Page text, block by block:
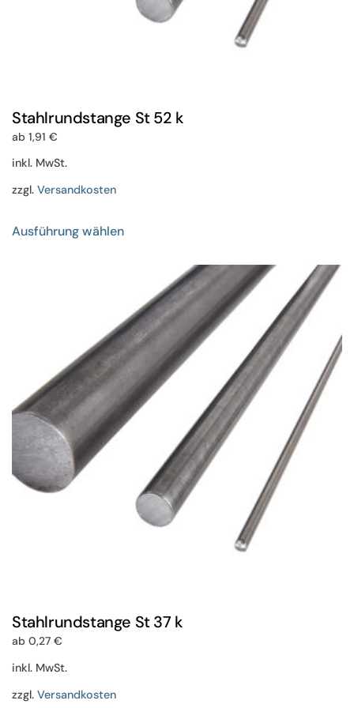
Stahlrundstange St 52 k
ab 1,91 €
inkl. MwSt.
zzgl. Versandkosten
Ausführung wählenProdukt
Varianten
auf.
Die
Optionen
können
auf
der
Produktseite
gewählt
werden
Stahlrundstange St 37 k
ab 0,27 €
inkl. MwSt.
zzgl. Versandkosten